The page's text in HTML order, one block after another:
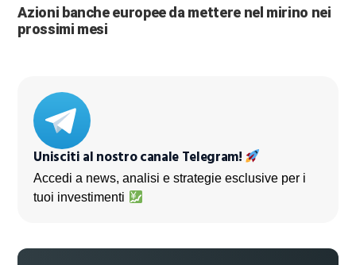
Azioni banche europee da mettere nel mirino nei
prossimi mesi
Unisciti al nostro canale Telegram!
Accedi a news, analisi e strategie esclusive per i
tuoi investimenti